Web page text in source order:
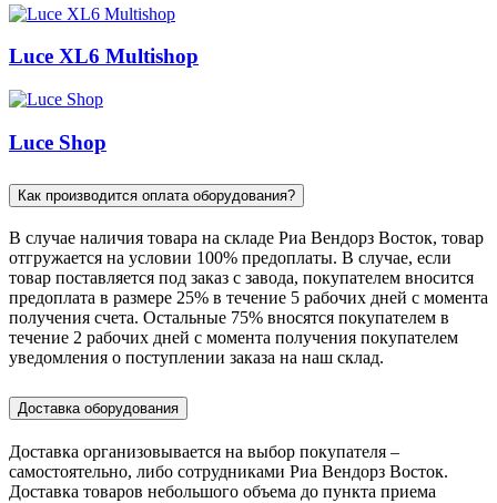
Luce XL6 Multishop
Luce Shop
Как производится оплата оборудования?
В случае наличия товара на складе Риа Вендорз Восток, товар
отгружается на условии 100% предоплаты. В случае, если
товар поставляется под заказ c завода, покупателем вносится
предоплата в размере 25% в течение 5 рабочих дней с момента
получения счета. Остальные 75% вносятся покупателем в
течение 2 рабочих дней с момента получения покупателем
уведомления о поступлении заказа на наш склад.
Доставка оборудования
Доставка организовывается на выбор покупателя –
самостоятельно, либо сотрудниками Риа Вендорз Восток.
Доставка товаров небольшого объема до пункта приема